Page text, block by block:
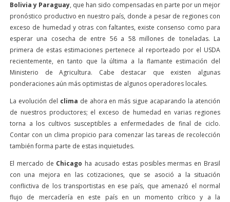
Bolivia y Paraguay, que han sido compensadas en parte por un mejor
pronóstico productivo en nuestro país, donde a pesar de regiones con
exceso de humedad y otras con faltantes, existe consenso como para
esperar una cosecha de entre 56 a 58 millones de toneladas. La
primera de estas estimaciones pertenece al reporteado por el USDA
recientemente, en tanto que la última a la flamante estimación del
Ministerio de Agricultura. Cabe destacar que existen algunas
ponderaciones aún más optimistas de algunos operadores locales.
La evolución del clima de ahora en más sigue acaparando la atención
de nuestros productores; el exceso de humedad en varias regiones
torna a los cultivos susceptibles a enfermedades de final de ciclo.
Contar con un clima propicio para comenzar las tareas de recolección
también forma parte de estas inquietudes.
El mercado de Chicago ha acusado estas posibles mermas en Brasil
con una mejora en las cotizaciones, que se asoció a la situación
conflictiva de los transportistas en ese país, que amenazó el normal
flujo de mercadería en este país en un momento crítico y a la